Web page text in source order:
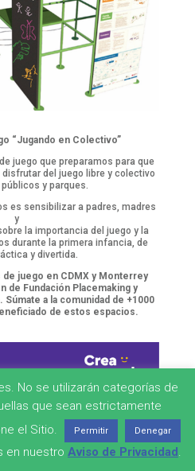
“Jugando en Colectivo”
juego que preparamos para que
del juego libre y colectivo
y parques.
es sensibilizar a padres, madres
y
la importancia del juego y la
durante la primera infancia, de
y divertida.
de juego en CDMX y Monterrey
de Fundación Placemaking y
a la comunidad de +1000
de estos espacios.
No se utilizarán categorías de
que sean estrictamente
el Sitio.
Permitir Denegar
en nuestro Aviso de Privacidad.